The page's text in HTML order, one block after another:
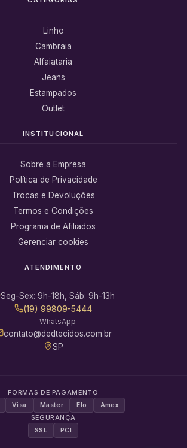
Linho
Cambraia
Alfaiataria
Jeans
Estampados
Outlet
INSTITUCIONAL
Sobre a Empresa
Política de Privacidade
Trocas e Devoluções
Termos e Condições
Programa de Afiliados
Gerenciar cookies
ATENDIMENTO
Seg-Sex: 9h-18h, Sáb: 9h-13h
(19) 99809-5444
WhatsApp
contato@dedtecidos.com.br
SP
FORMAS DE PAGAMENTO
Visa Master Elo Amex
SEGURANÇA
SSL PCI